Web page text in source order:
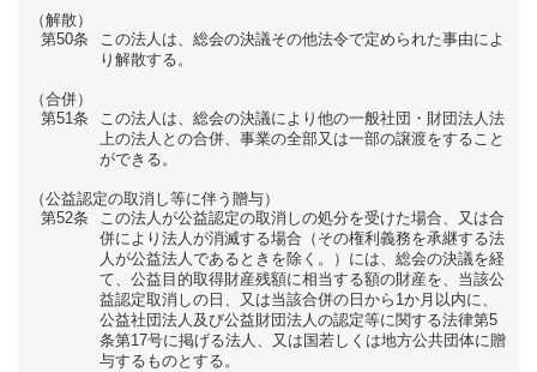
（解散）
第50条
この法人は、総会の決議その他法令で定められた事由によ
り解散する。
（合併）
第51条
この法人は、総会の決議により他の一般社団・財団法人法
上の法人との合併、事業の全部又は一部の譲渡をすること
ができる。
（公益認定の取消し等に伴う贈与）
第52条
この法人が公益認定の取消しの処分を受けた場合、又は合
併により法人が消滅する場合（その権利義務を承継する法
人が公益法人であるときを除く。）には、総会の決議を経
て、公益目的取得財産残額に相当する額の財産を、当該公
益認定取消しの日、又は当該合併の日から1か月以内に、
公益社団法人及び公益財団法人の認定等に関する法律第5
条第17号に掲げる法人、又は国若しくは地方公共団体に贈
与するものとする。